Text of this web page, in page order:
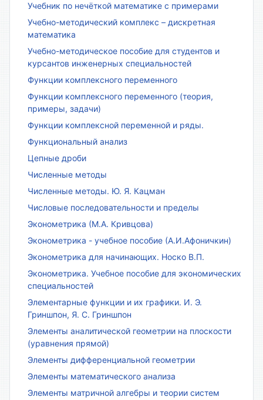
Учебник по нечёткой математике с примерами
Учебно-методический комплекс – дискретная
математика
Учебно-методическое пособие для студентов и
курсантов инженерных специальностей
Функции комплексного переменного
Функции комплексного переменного (теория,
примеры, задачи)
Функции комплексной переменной и ряды.
Функциональный анализ
Цепные дроби
Численные методы
Численные методы. Ю. Я. Кацман
Числовые последовательности и пределы
Эконометрика (М.А. Кривцова)
Эконометрика - учебное пособие (А.И.Афоничкин)
Эконометрика для начинающих. Носко В.П.
Эконометрика. Учебное пособие для экономических
специальностей
Элементарные функции и их графики. И. Э.
Гриншпон, Я. С. Гриншпон
Элементы аналитической геометрии на плоскости
(уравнения прямой)
Элементы дифференциальной геометрии
Элементы математического анализа
Элементы матричной алгебры и теории систем